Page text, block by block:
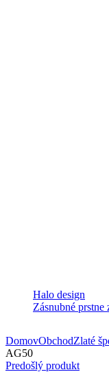
Halo design
Zásnubné
DomovObchodZlaté
AG50
Predošlý produkt